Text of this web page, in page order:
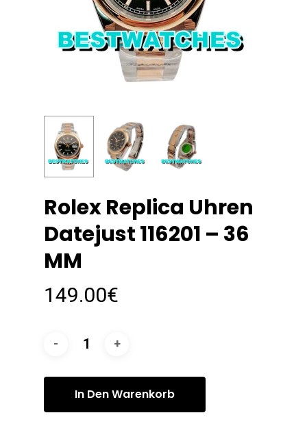
Rolex Replica Uhren
Datejust 116201 – 36
MM
149.00€
In Den Warenkorb